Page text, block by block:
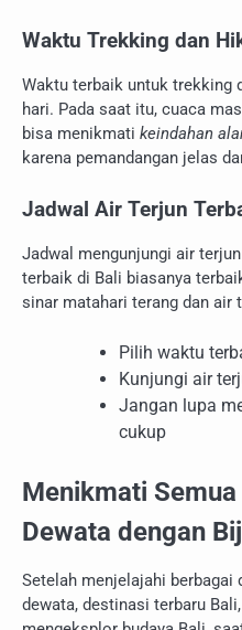
Waktu Trekking dan
Waktu terbaik untuk trekking
hari. Pada saat itu, cuaca
bisa menikmati keindahan
karena pemandangan jelas
Jadwal Air Terjun
Jadwal mengunjungi air
terbaik di Bali biasanya
sinar matahari terang dan air
Pilih waktu
Kunjungi air
Jangan lupa
cukup
Menikmati
Dewata dengan
Setelah menjelajahi
dewata, destinasi terbaru Bali,